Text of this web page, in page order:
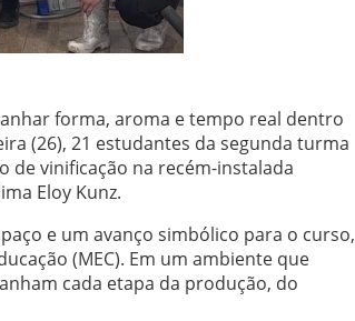
forma, aroma e tempo real dentro
(26), 21 estudantes da segunda turma
de vinificação na recém-instalada
Eloy Kunz.
e um avanço simbólico para o curso,
(MEC). Em um ambiente que
cada etapa da produção, do